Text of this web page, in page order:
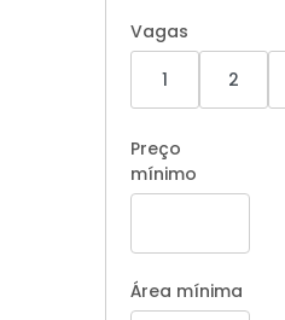
Vagas
1
2
Preço
mínimo
Área mínima